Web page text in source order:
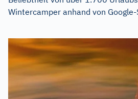
Wintercamper anhand von